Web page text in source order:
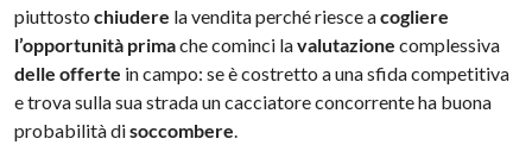
piuttostochiudere la vendita perché riesce acogliere
l’opportunità primache cominci lavalutazionecomplessiva
delle offerte in campo: se è costretto a una sfida competitiva
e trova sulla sua strada un cacciatore concorrente ha buona
probabilità disoccombere.